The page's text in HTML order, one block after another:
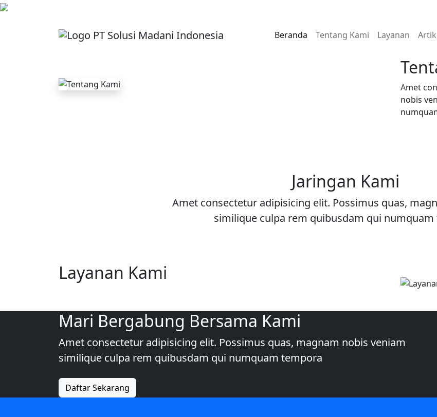
Beranda Tentang Kami Layanan
Amet
nobis
Jaringan Kami
Amet consectetur adipisicing elit. Possimus quas,
similique culpa rem quibusdam qui
Layanan Kami
Mari Bergabung Bersama Kami
Amet consectetur adipisicing elit. Possimus quas, magnam nobis veniam
similique culpa rem quibusdam qui numquam tempora
Daftar Sekarang